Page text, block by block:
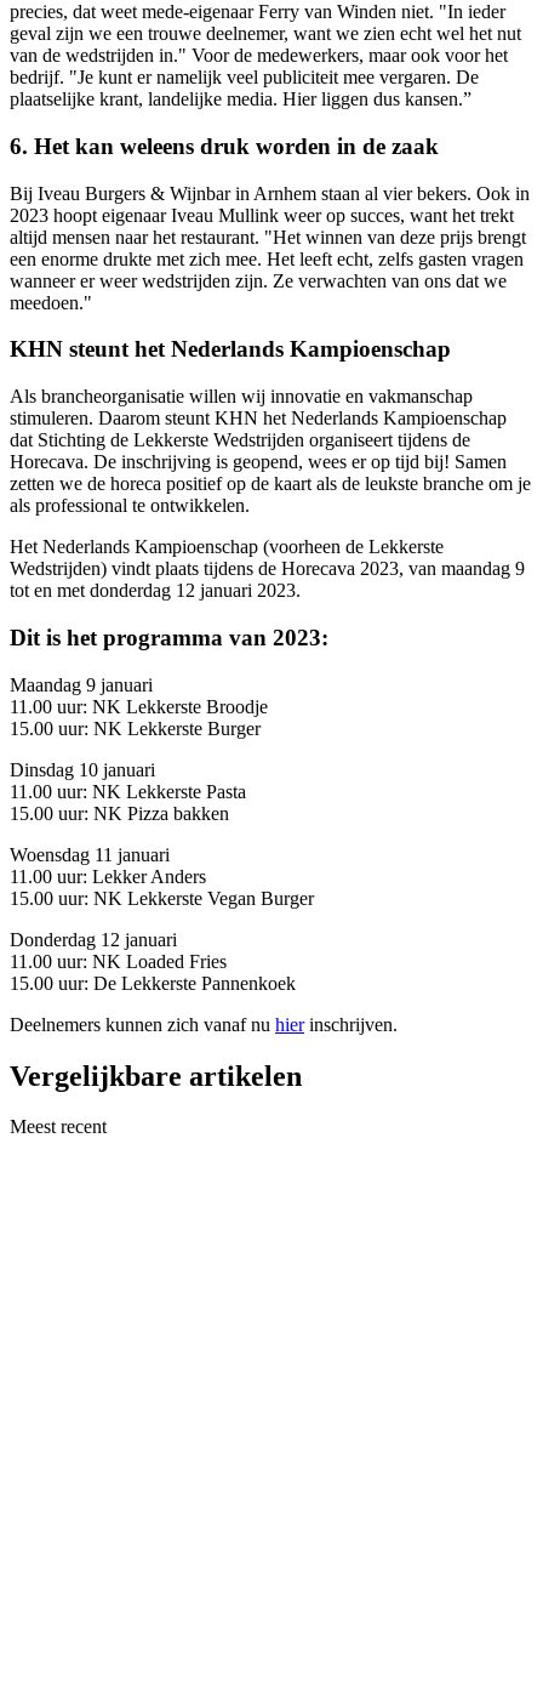
precies, dat weet mede-eigenaar Ferry van Winden niet. "In ieder
geval zijn we een trouwe deelnemer, want we zien echt wel het nut
van de wedstrijden in." Voor de medewerkers, maar ook voor het
bedrijf. "Je kunt er namelijk veel publiciteit mee vergaren. De
plaatselijke krant, landelijke media. Hier liggen dus kansen.”
6. Het kan weleens druk worden in de zaak
Bij Iveau Burgers & Wijnbar in Arnhem staan al vier bekers. Ook in
2023 hoopt eigenaar Iveau Mullink weer op succes, want het trekt
altijd mensen naar het restaurant. "Het winnen van deze prijs brengt
een enorme drukte met zich mee. Het leeft echt, zelfs gasten vragen
wanneer er weer wedstrijden zijn. Ze verwachten van ons dat we
meedoen."
KHN steunt het Nederlands Kampioenschap
Als brancheorganisatie willen wij innovatie en vakmanschap
stimuleren. Daarom steunt KHN het Nederlands Kampioenschap
dat Stichting de Lekkerste Wedstrijden organiseert tijdens de
Horecava. De inschrijving is geopend, wees er op tijd bij! Samen
zetten we de horeca positief op de kaart als de leukste branche om je
als professional te ontwikkelen.
Het Nederlands Kampioenschap (voorheen de Lekkerste
Wedstrijden) vindt plaats tijdens de Horecava 2023, van maandag 9
tot en met donderdag 12 januari 2023.
Dit is het programma van 2023:
Maandag 9 januari
11.00 uur: NK Lekkerste Broodje
15.00 uur: NK Lekkerste Burger
Dinsdag 10 januari
11.00 uur: NK Lekkerste Pasta
15.00 uur: NK Pizza bakken
Woensdag 11 januari
11.00 uur: Lekker Anders
15.00 uur: NK Lekkerste Vegan Burger
Donderdag 12 januari
11.00 uur: NK Loaded Fries
15.00 uur: De Lekkerste Pannenkoek
Deelnemers kunnen zich vanaf nu hierinschrijven.
Vergelijkbare artikelen
Meest recent